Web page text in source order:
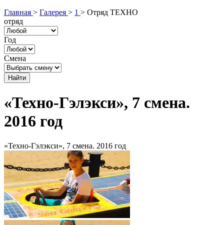
Главная > Галерея > 1 > Отряд ТЕХНО
отряд
Год
Смена
«Техно-Гэлэкси», 7 смена.
2016 год
«Техно-Гэлэкси», 7 смена. 2016 год